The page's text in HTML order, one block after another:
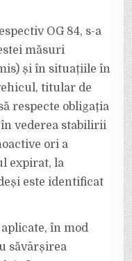
OG 84, s-a
măsuri
și în situațiile în
titular de
respecte obligația
în vederea stabilirii
ori a
expirat, la
este identificat
în mod
săvârșirea